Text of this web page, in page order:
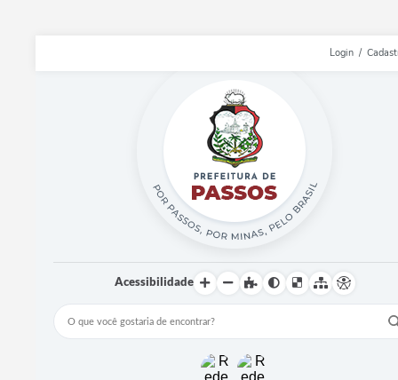
Login /
Acessibilidade